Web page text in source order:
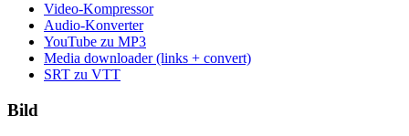
Video-Kompressor
Audio-Konverter
YouTube zu MP3
Media downloader (links + convert)
SRT zu VTT
Bild